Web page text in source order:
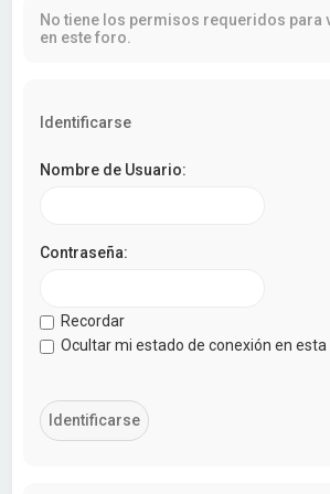
No tiene los permisos requeridos para
en este foro.
Identificarse
Nombre de Usuario:
Contraseña:
Recordar
Ocultar mi estado de conexión en esta